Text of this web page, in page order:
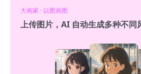
大画家 · 以图画图
上传图片，AI 自动生成多种不同